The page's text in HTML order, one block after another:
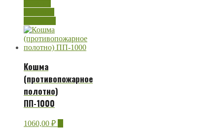
Кошма
(противопожарное
полотно)
ПП-1000
1060,00 ₽